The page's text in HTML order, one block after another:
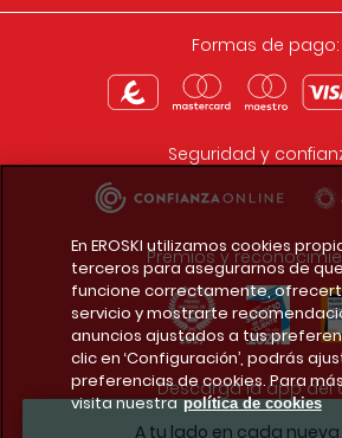
A tu lado en cada
Formas de pago:
Seguridad y
Premios y
Descarga la app del
En EROSKI utilizamos cookies
terceros para asegurarnos de
funcione correctamente,
servicio y mostrarte
anuncios ajustados a tus
clic en ‘Configuración’, podrás
preferencias de cookies. Para
visita nuestra política de cookies